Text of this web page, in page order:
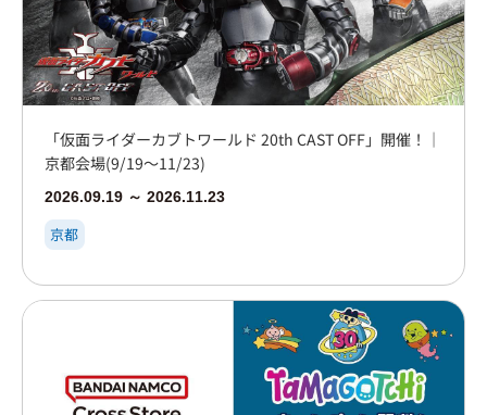
「仮面ライダーカブトワールド 20th CAST OFF」開催！｜
京都会場(9/19～11/23)
2026.09.19 ～ 2026.11.23
京都